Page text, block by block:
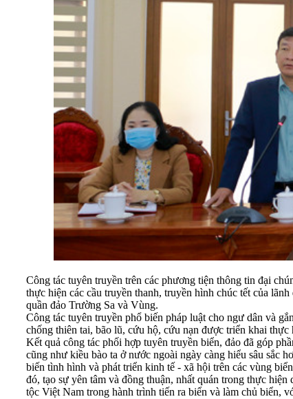
Công tác tuyên truyền trên các phương tiện thông tin đại
thực hiện các cầu truyền thanh, truyền hình chúc tết của
quần đảo Trường Sa và Vùng.
Công tác tuyên truyền phổ biến pháp luật cho ngư dân và
chống thiên tai, bão lũ, cứu hộ, cứu nạn được triển khai thực
Kết quả công tác phối hợp tuyên truyền biển, đảo đã góp
cũng như kiều bào ta ở nước ngoài ngày càng hiểu sâu sắc
biến tình hình và phát triển kinh tế - xã hội trên các vùng
đó, tạo sự yên tâm và đồng thuận, nhất quán trong thực
tộc Việt Nam trong hành trình tiến ra biển và làm chủ biển,